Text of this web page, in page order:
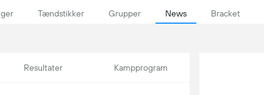
Tændstikker Grupper News Bracket
Resultater Kampprogram